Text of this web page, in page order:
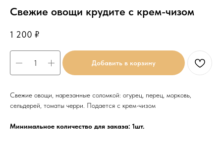
Свежие овощи крудите с крем-чизом
1 200 ₽
Добавить в корзину
Свежие овощи, нарезанные соломкой: огурец, перец, морковь,
сельдерей, томаты черри. Подается с крем-чизом
Минимальное количество для заказа: 1шт.